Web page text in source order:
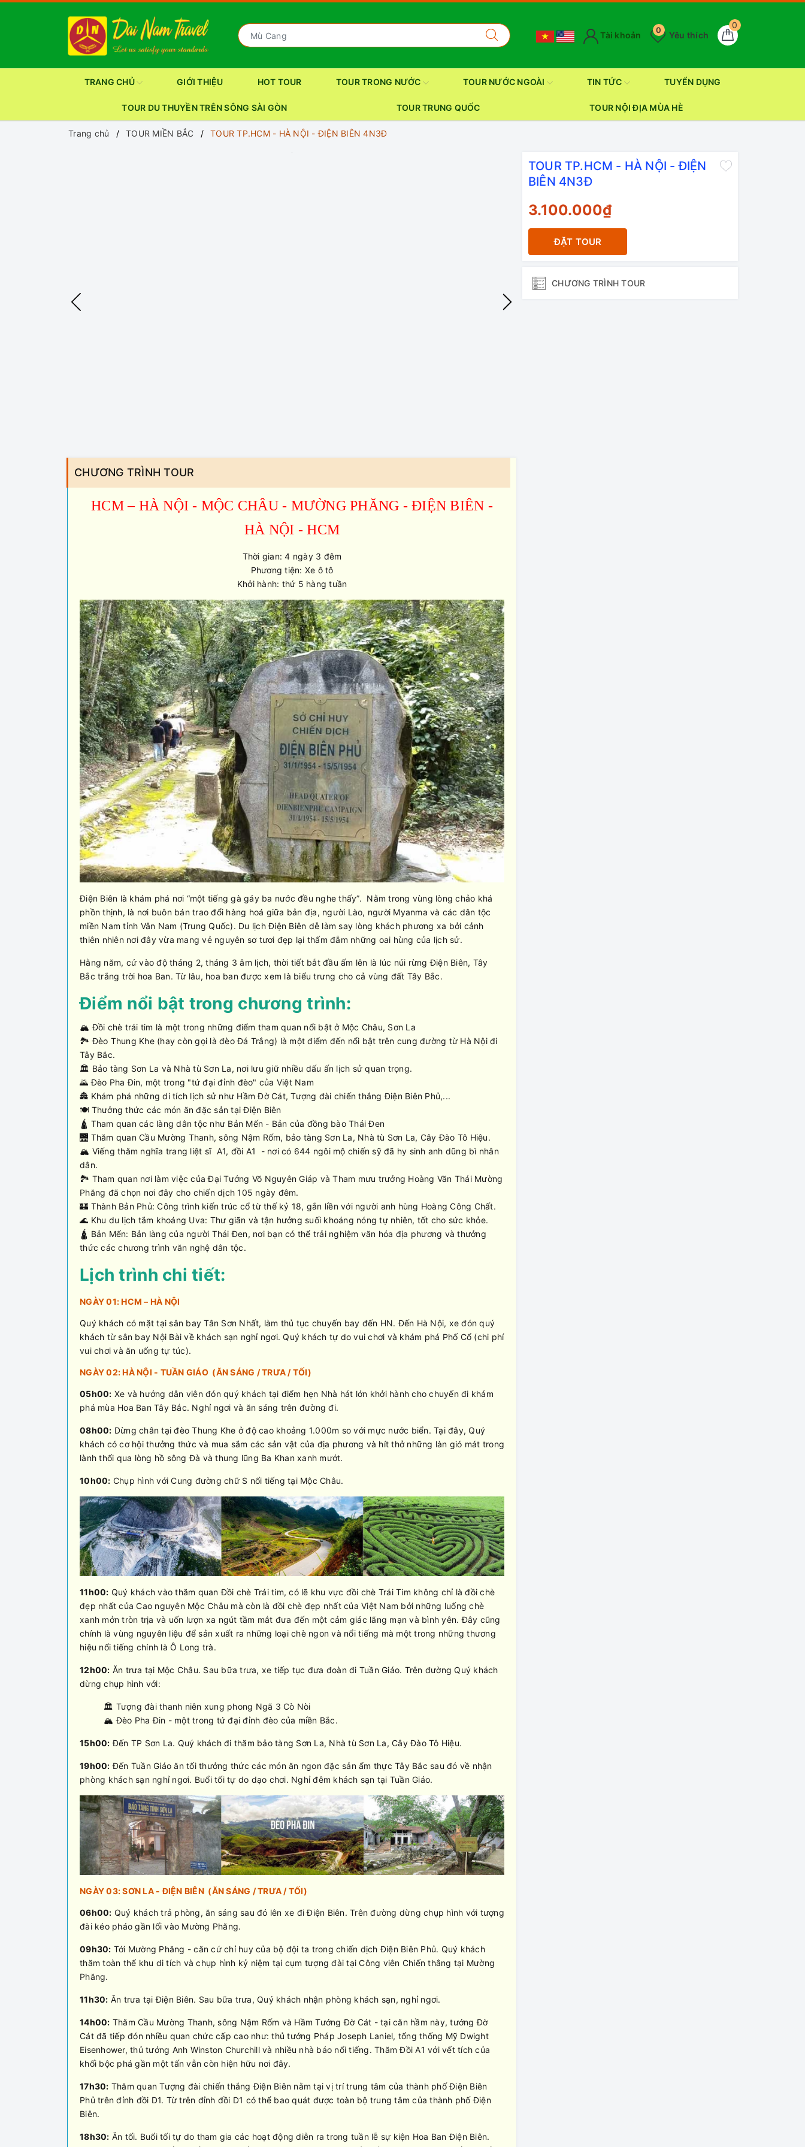
0
Yêu thích
0
Tài khoản
TRANG CHỦ GIỚI THIỆU HOT TOUR TOUR TRONG NƯỚC TOUR NƯỚC NGOÀI TIN TỨC TUYỂN DỤNG
TOUR DU THUYỀN TRÊN SÔNG SÀI GÒN TOUR TRUNG QUỐC TOUR NỘI ĐỊA MÙA HÈ
Trang chủ TOUR MIỀN BẮC TOUR TP.HCM - HÀ NỘI - ĐIỆN BIÊN 4N3Đ
CHƯƠNG TRÌNH TOUR
HCM – HÀ NỘI - MỘC CHÂU - MƯỜNG PHĂNG - ĐIỆN BIÊN -
HÀ NỘI - HCM
Thời gian: 4 ngày 3 đêm
Phương tiện: Xe ô tô
Khởi hành: thứ 5 hàng tuần
Điện Biên là khám phá nơi “một tiếng gà gáy ba nước đều nghe thấy”. Nằm trong vùng lòng chảo khá
phồn thịnh, là nơi buôn bán trao đổi hàng hoá giữa bản địa, người Lào, người Myanma và các dân tộc
miền Nam tỉnh Vân Nam (Trung Quốc). Du lịch Điện Biên dễ làm say lòng khách phương xa bởi cảnh
thiên nhiên nơi đây vừa mang vẻ nguyên sơ tươi đẹp lại thấm đẫm những oai hùng của lịch sử.
Hằng năm, cứ vào độ tháng 2, tháng 3 âm lịch, thời tiết bắt đầu ấm lên là lúc núi rừng Điện Biên, Tây
Bắc trắng trời hoa Ban. Từ lâu, hoa ban được xem là biểu trưng cho cả vùng đất Tây Bắc.
Điểm nổi bật trong chương trình:
🏔️ Đồi chè trái tim là một trong những điểm tham quan nổi bật ở Mộc Châu, Sơn La
🏞️ Đèo Thung Khe (hay còn gọi là đèo Đá Trắng) là một điểm đến nổi bật trên cung đường từ Hà Nội đi
Tây Bắc.
🏛️ Bảo tàng Sơn La và Nhà tù Sơn La, nơi lưu giữ nhiều dấu ấn lịch sử quan trọng.
🌄 Đèo Pha Đin, một trong "tứ đại đỉnh đèo" của Việt Nam
🏯 Khám phá những di tích lịch sử như Hầm Đờ Cát, Tượng đài chiến thắng Điện Biên Phủ,...
🍽️ Thưởng thức các món ăn đặc sản tại Điện Biên
🛕 Tham quan các làng dân tộc như Bản Mến - Bản của đồng bào Thái Đen
🌉 Thăm quan Cầu Mường Thanh, sông Nậm Rốm, bảo tàng Sơn La, Nhà tù Sơn La, Cây Đào Tô Hiệu.
🏔️ Viếng thăm nghĩa trang liệt sĩ A1, đồi A1 - nơi có 644 ngôi mộ chiến sỹ đã hy sinh anh dũng bì nhân
dân.
🏞️ Tham quan nơi làm việc của Đại Tướng Võ Nguyên Giáp và Tham mưu trưởng Hoàng Văn Thái Mường
Phăng đã chọn nơi đây cho chiến dịch 105 ngày đêm.
🏰 Thành Bản Phủ: Công trình kiến trúc cổ từ thế kỷ 18, gắn liền với người anh hùng Hoàng Công Chất.
🌊 Khu du lịch tắm khoáng Uva: Thư giãn và tận hưởng suối khoáng nóng tự nhiên, tốt cho sức khỏe.
🛕 Bản Mển: Bản làng của người Thái Đen, nơi bạn có thể trải nghiệm văn hóa địa phương và thưởng
thức các chương trình văn nghệ dân tộc.
Lịch trình chi tiết:
NGÀY 01: HCM – HÀ NỘI
Quý khách có mặt tại sân bay Tân Sơn Nhất, làm thủ tục chuyến bay đến HN. Đến Hà Nội, xe đón quý
khách từ sân bay Nội Bài về khách sạn nghỉ ngơi. Quý khách tự do vui chơi và khám phá Phố Cổ (chi phí
vui chơi và ăn uống tự túc).
NGÀY 02: HÀ NỘI - TUẦN GIÁO (ĂN SÁNG / TRƯA / TỐI)
05h00: Xe và hướng dẫn viên đón quý khách tại điểm hẹn Nhà hát lớn khởi hành cho chuyến đi khám
phá mùa Hoa Ban Tây Bắc. Nghỉ ngơi và ăn sáng trên đường đi.
08h00: Dừng chân tại đèo Thung Khe ở độ cao khoảng 1.000m so với mực nước biển. Tại đây, Quý
khách có cơ hội thưởng thức và mua sắm các sản vật của địa phương và hít thở những làn gió mát trong
lành thổi qua lòng hồ sông Đà và thung lũng Ba Khan xanh mướt.
10h00: Chụp hình với Cung đường chữ S nổi tiếng tại Mộc Châu.
11h00: Quý khách vào thăm quan Đồi chè Trái tim, có lẽ khu vực đồi chè Trái Tim không chỉ là đồi chè
đẹp nhất của Cao nguyên Mộc Châu mà còn là đồi chè đẹp nhất của Việt Nam bởi những luống chè
xanh mởn tròn trịa và uốn lượn xa ngút tầm mắt đưa đến một cảm giác lãng mạn và bình yên. Đây cũng
chính là vùng nguyên liệu để sản xuất ra những loại chè ngon và nổi tiếng mà một trong những thương
hiệu nổi tiếng chính là Ô Long trà.
12h00: Ăn trưa tại Mộc Châu. Sau bữa trưa, xe tiếp tục đưa đoàn đi Tuần Giáo. Trên đường Quý khách
dừng chụp hình với:
🏛️ Tượng đài thanh niên xung phong Ngã 3 Cò Nòi
🏔️ Đèo Pha Đin - một trong tứ đại đỉnh đèo của miền Bắc.
15h00: Đến TP Sơn La. Quý khách đi thăm bảo tàng Sơn La, Nhà tù Sơn La, Cây Đào Tô Hiệu.
19h00: Đến Tuần Giáo ăn tối thưởng thức các món ăn ngon đặc sản ẩm thực Tây Bắc sau đó về nhận
phòng khách sạn nghỉ ngơi. Buổi tối tự do dạo chơi. Nghỉ đêm khách sạn tại Tuần Giáo.
NGÀY 03: SƠN LA - ĐIỆN BIÊN (ĂN SÁNG / TRƯA / TỐI)
06h00: Quý khách trả phòng, ăn sáng sau đó lên xe đi Điện Biên. Trên đường dừng chụp hình với tượng
đài kéo pháo gần lối vào Mường Phăng.
09h30: Tới Mường Phăng - căn cứ chỉ huy của bộ đội ta trong chiến dịch Điện Biên Phủ. Quý khách
thăm toàn thể khu di tích và chụp hình kỷ niệm tại cụm tượng đài tại Công viên Chiến thắng tại Mường
Phăng.
11h30: Ăn trưa tại Điện Biên. Sau bữa trưa, Quý khách nhận phòng khách sạn, nghỉ ngơi.
14h00: Thăm Cầu Mường Thanh, sông Nậm Rốm và Hầm Tướng Đờ Cát - tại căn hầm này, tướng Đờ
Cát đã tiếp đón nhiều quan chức cấp cao như: thủ tướng Pháp Joseph Laniel, tổng thống Mỹ Dwight
Eisenhower, thủ tướng Anh Winston Churchill và nhiều nhà báo nổi tiếng. Thăm Đồi A1 với vết tích của
khối bộc phá gần một tấn vẫn còn hiện hữu nơi đây.
17h30: Thăm quan Tượng đài chiến thắng Điện Biên nằm tại vị trí trung tâm của thành phố Điện Biên
Phủ trên đỉnh đồi D1. Từ trên đỉnh đồi D1 có thể bao quát được toàn bộ trung tâm của thành phố Điện
Biên.
18h30: Ăn tối. Buổi tối tự do tham gia các hoạt động diễn ra trong tuần lễ sự kiện Hoa Ban Điện Biên.
TOUR TP.HCM - HÀ NỘI - ĐIỆN
BIÊN 4N3Đ
3.100.000₫
ĐẶT TOUR
CHƯƠNG TRÌNH TOUR